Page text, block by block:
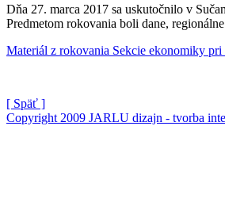
Dňa 27. marca 2017 sa uskutočnilo v
Predmetom rokovania boli dane,
Materiál z rokovania Sekcie ekonomiky
[ Späť ]
Copyright 2009 JARLU dizajn - tvorba